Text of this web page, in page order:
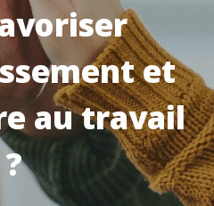
et
au travail
?